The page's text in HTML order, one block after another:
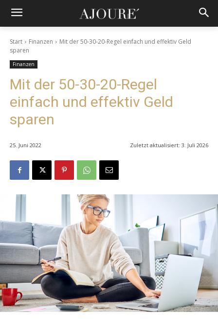
Start Finanzen
Mit der 50-30-20-Regel einfach und effektiv Geld
sparen
Finanzen
Mit der 50-30-20-Regel
einfach und effektiv Geld
sparen
25. Juni 2022 Zuletzt aktualisiert: 3. Juli 2026